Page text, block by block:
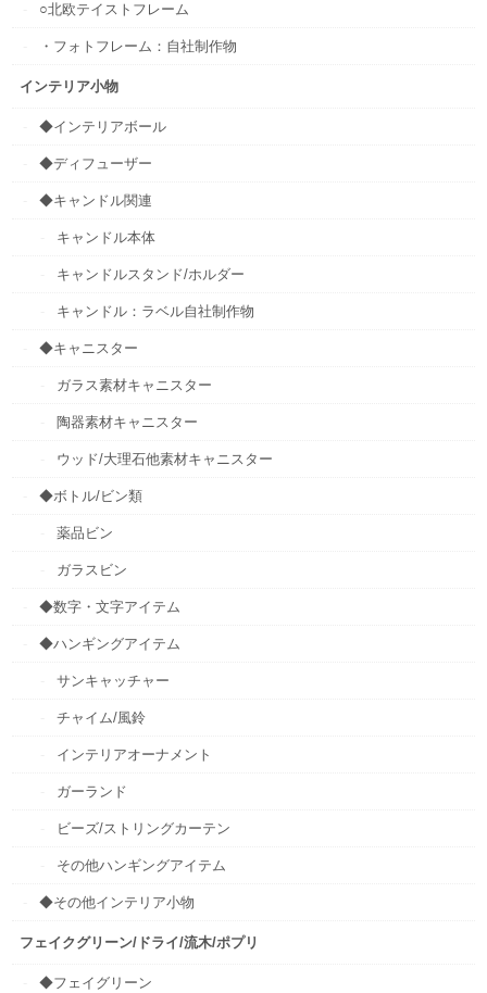
○北欧テイストフレーム
・フォトフレーム：自社制作物
インテリア小物
◆インテリアボール
◆ディフューザー
◆キャンドル関連
キャンドル本体
キャンドルスタンド/ホルダー
キャンドル：ラベル自社制作物
◆キャニスター
ガラス素材キャニスター
陶器素材キャニスター
ウッド/大理石他素材キャニスター
◆ボトル/ビン類
薬品ビン
ガラスビン
◆数字・文字アイテム
◆ハンギングアイテム
サンキャッチャー
チャイム/風鈴
インテリアオーナメント
ガーランド
ビーズ/ストリングカーテン
その他ハンギングアイテム
◆その他インテリア小物
フェイクグリーン/ドライ/流木/ポプリ
◆フェイグリーン